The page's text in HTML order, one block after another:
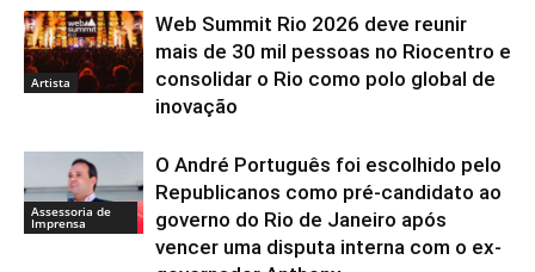
Artista
Web Summit Rio 2026 deve reunir
mais de 30 mil pessoas no Riocentro e
consolidar o Rio como polo global de
inovação
Assessoria de
Imprensa
O André Português foi escolhido pelo
Republicanos como pré-candidato ao
governo do Rio de Janeiro após
vencer uma disputa interna com o ex-